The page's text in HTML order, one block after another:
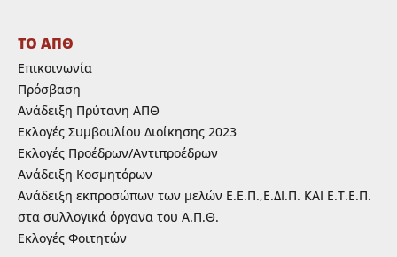
ΤΟ ΑΠΘ
Επικοινωνία
Πρόσβαση
Ανάδειξη Πρύτανη ΑΠΘ
Εκλογές Συμβουλίου Διοίκησης 2023
Εκλογές Προέδρων/Αντιπροέδρων
Ανάδειξη Κοσμητόρων
Ανάδειξη εκπροσώπων των μελών Ε.Ε.Π.,Ε.ΔΙ.Π. ΚΑΙ Ε.Τ.Ε.Π.
στα συλλογικά όργανα του Α.Π.Θ.
Εκλογές Φοιτητών